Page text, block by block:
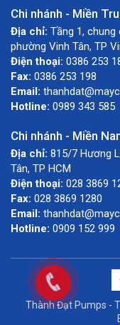
Chi nhánh - Miền
Địa chỉ: Tầng 1,
phường Vinh Tân, TP
Điện thoại: 0386 253
Fax: 0386 253 198
Email:
Hotline: 0989 343 585
Chi nhánh - Miền
Địa chỉ: 815/7 Hương
Tân, TP HCM
Điện thoại: 028 3869
Fax: 028 3869 1280
Email:
Hotline: 0909 152 999
Thành Đạt Pumps -